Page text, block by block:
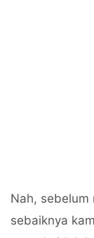
Nah, sebelum
sebaiknya